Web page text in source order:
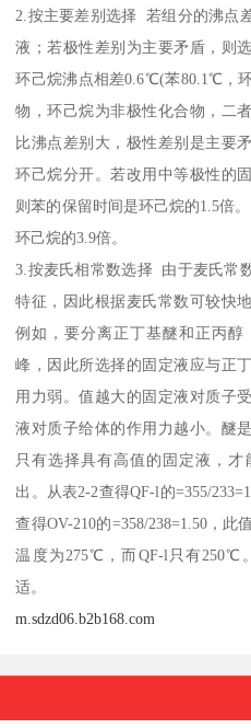
2.按主要差别选择 若组分的沸点
液；若极性差别为主要矛盾，则
环己烷沸点相差0.6℃(苯80.1℃，
物，环己烷为非极性化合物，二
比沸点差别大，极性差别是主要
环己烷分开。若改用中等极性的
则苯的保留时间是环己烷的1.5倍
环己烷的3.9倍。
3.按麦氏相常数选择 由于麦氏常
特征，因此根据麦氏常数可较快
例如，要分离正丁基醚和正丙
峰，因此所选择的固定液应与正
用力弱。值越大的固定液对质子
液对质子给体的作用力越小。醚
只有选择具有高值的固定液，
出。从表2-2查得QF-l的=355/
查得OV-210的=358/238=1.50，此
温度为275℃，而QF-l只有250℃
适。
m.sdzd06.b2b168.com